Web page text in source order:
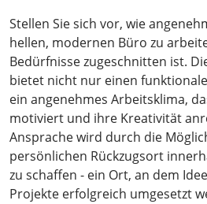
Stellen Sie sich vor, wie
hellen, modernen Büro zu
Bedürfnisse zugeschnitten ist.
bietet nicht nur einen
ein angenehmes Arbeitsklima,
motiviert und ihre Kreativität
Ansprache wird durch die
persönlichen Rückzugsort
zu schaffen - ein Ort, an dem
Projekte erfolgreich umgesetzt